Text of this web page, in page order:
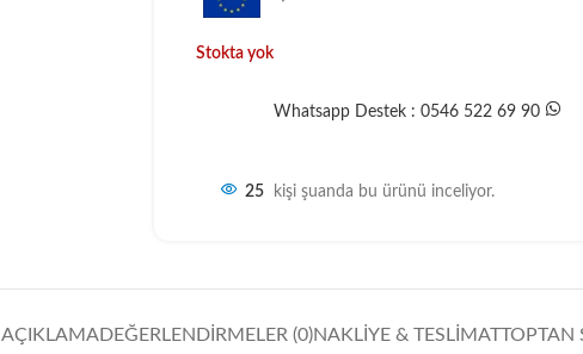
Stokta yok
Whatsapp Destek : 0546 522 69 90
25 kişi şuanda bu ürünü inceliyor.
AÇIKLAMA DEĞERLENDIRMELER (0)NAKLIYE & TESLIMATTOPTAN